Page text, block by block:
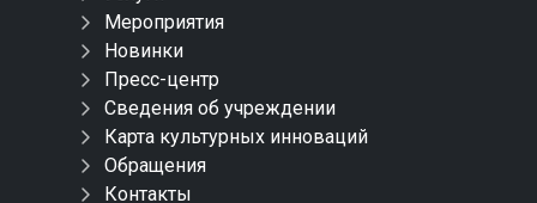
Мероприятия
Новинки
Пресс-центр
Сведения об учреждении
Карта культурных инноваций
Обращения
Контакты